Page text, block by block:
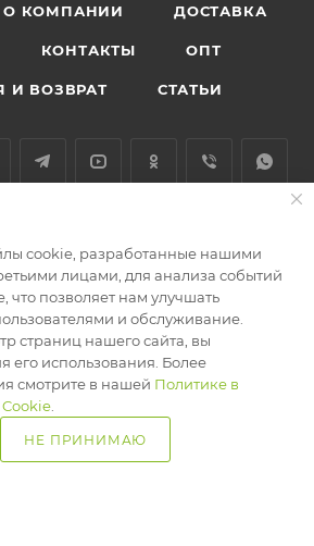
О КОМПАНИИ ДОСТАВКА
КОНТАКТЫ ОПТ
И ВОЗВРАТ СТАТЬИ
ул. Машиностроителей
29А, подъезд 5
НА РАССЫЛКУ
КОНФИДЕНЦИАЛЬНОСТИ
cookie, разработанные нашими
лицами, для анализа событий
что позволяет нам улучшать
и обслуживание.
страниц нашего сайта, вы
его использования. Более
смотрите в нашей Политике в
НЕ ПРИНИМАЮ
Корзина Избранные Сравнение